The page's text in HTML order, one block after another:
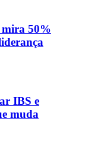
50%
IBS e
muda